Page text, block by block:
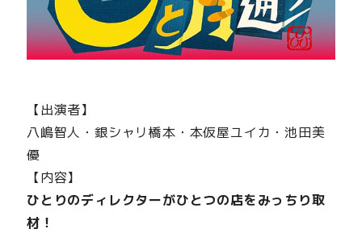
【出演者】
八嶋智人・銀シャリ橋本・本仮屋ユイカ・池田美
優
【内容】
ひとりのディレクターがひとつの店をみっちり取
材！